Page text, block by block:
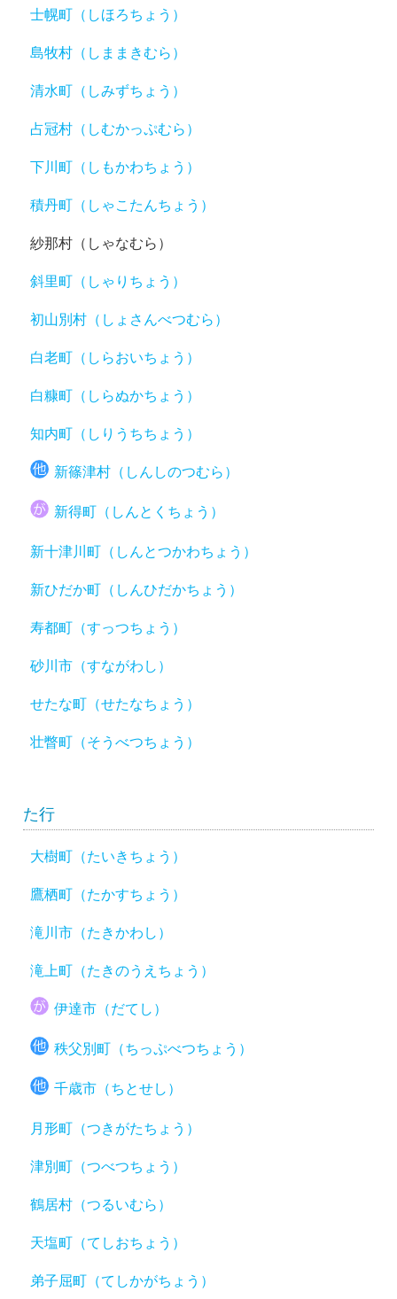
士幌町（しほろちょう）
島牧村（しままきむら）
清水町（しみずちょう）
占冠村（しむかっぷむら）
下川町（しもかわちょう）
積丹町（しゃこたんちょう）
紗那村（しゃなむら）
斜里町（しゃりちょう）
初山別村（しょさんべつむら）
白老町（しらおいちょう）
白糠町（しらぬかちょう）
知内町（しりうちちょう）
新篠津村（しんしのつむら）
新得町（しんとくちょう）
新十津川町（しんとつかわちょう）
新ひだか町（しんひだかちょう）
寿都町（すっつちょう）
砂川市（すながわし）
せたな町（せたなちょう）
壮瞥町（そうべつちょう）
た行
大樹町（たいきちょう）
鷹栖町（たかすちょう）
滝川市（たきかわし）
滝上町（たきのうえちょう）
伊達市（だてし）
秩父別町（ちっぷべつちょう）
千歳市（ちとせし）
月形町（つきがたちょう）
津別町（つべつちょう）
鶴居村（つるいむら）
天塩町（てしおちょう）
弟子屈町（てしかがちょう）